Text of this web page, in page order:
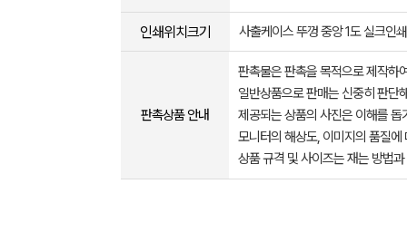
인쇄위치크기 사출케이스 뚜껑 중앙 1도 실크
판촉상품 안내
판촉물은 판촉을 목적으로 제작하
일반상품으로 판매는 신중히 판단
제공되는 상품의 사진은 이해를
모니터의 해상도, 이미지의 품질
상품 규격 및 사이즈는 재는 방법